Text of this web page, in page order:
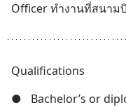
Officer ทำงานที่สนาม
Qualifications
●
Bachelor’s or